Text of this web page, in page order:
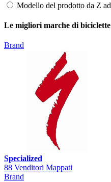
Modello del prodotto da Z
Le migliori marche di biciclette
Brand
Specialized
88 Venditori Mappati
Brand